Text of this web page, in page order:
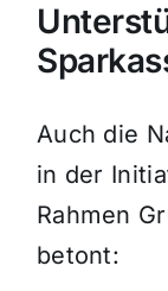
Auch die
in der
Rahmen
betont: